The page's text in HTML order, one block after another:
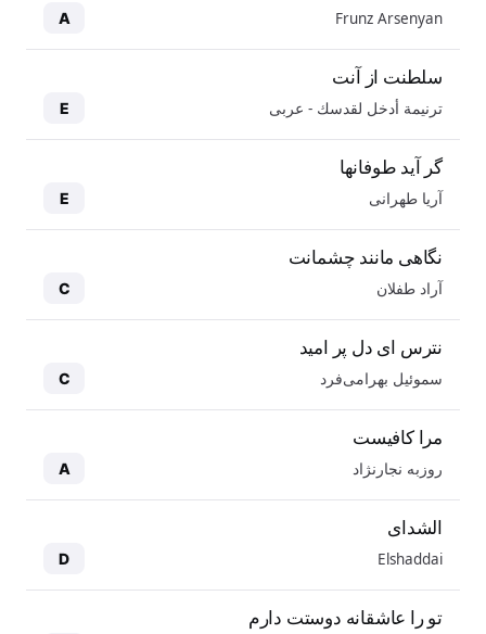
Frunz Arsenyan
A
سلطنت از آنت
ترنيمة أدخل لقدسك - عربی E
گر آید طوفانها
آریا طهرانی E
نگاهی مانند چشمانت
آراد طفلان C
نترس ای دل پر امید
سموئیل بهرامی‌فرد C
مرا کافیست
روزبه نجارنژاد A
الشدای
Elshaddai
D
تو را عاشقانه دوستت دارم